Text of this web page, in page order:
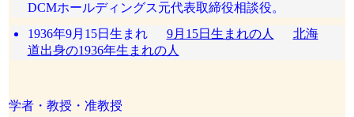
DCMホールディングス元代表取締役相談役。
1936年9月15日生まれ 9月15日生まれの人
北海
道出身の1936年生まれの人
学者・教授・准教授